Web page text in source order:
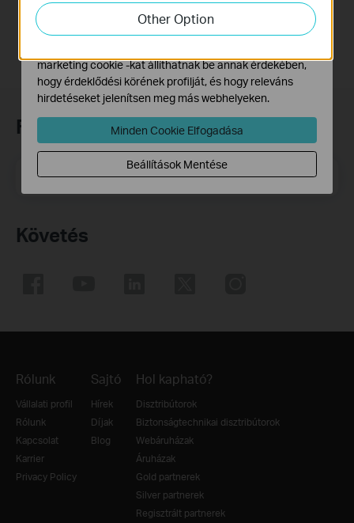
Feliratkozás a hírlevélre
Email Address Feliratkozás
Követés
Rólunk
Vállalati profil
Rólunk
Kapcsolat
Karrier
Privacy Policy
Sajtó
Hírek
Díjak
Blog
Hol kapható?
Disztribútorok
Biztonságtechnikai disztribútorok
Webáruházak
Áruházak
Gold partnerek
Silver partnerek
Regisztrált partnerek
Other Option
elemezzük weboldalunkon végzett tevékenységeit, hogy
javítsuk és módosítsuk webhelyünk működését.
marketing cookie -kat állíthatnak be annak érdekében,
hogy érdeklődési körének profilját, és hogy releváns
hirdetéseket jelenítsen meg más webhelyeken.
Minden Cookie Elfogadása
Beállítások Mentése